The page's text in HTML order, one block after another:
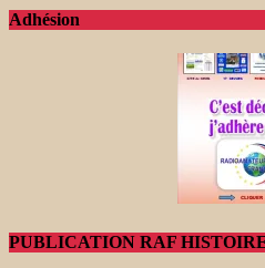
Adhésion
PUBLICATION RAF HISTOIRE